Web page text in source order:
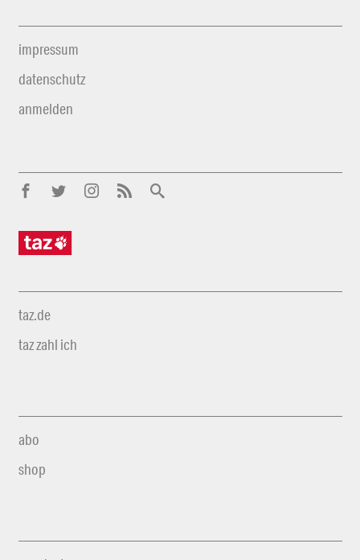
impressum
datenschutz
anmelden
taz.de
taz zahl ich
abo
shop